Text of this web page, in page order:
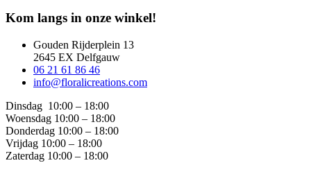
Kom langs in onze winkel!
Gouden Rijderplein 13
2645 EX Delfgauw
06 21 61 86 46
info@floralicreations.com
Dinsdag 10:00 – 18:00
Woensdag 10:00 – 18:00
Donderdag 10:00 – 18:00
Vrijdag 10:00 – 18:00
Zaterdag 10:00 – 18:00